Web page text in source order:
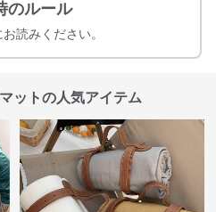
のルール
読みください。
ットの人気アイテム